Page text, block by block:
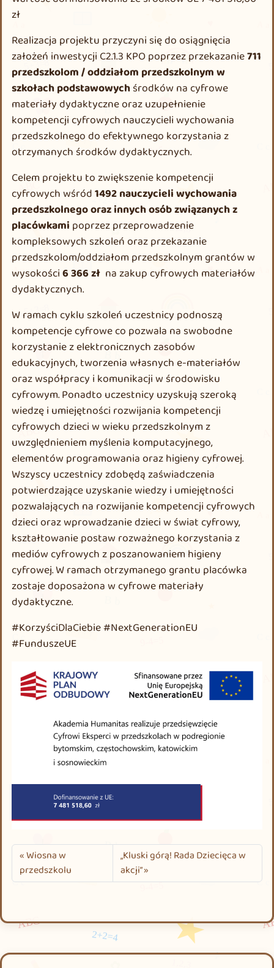
zł
Realizacja projektu przyczyni się do osiągnięcia
założeń inwestycji C2.1.3 KPO poprzez przekazanie711
przedszkolom / oddziałom przedszkolnym w
szkołach podstawowychśrodków na cyfrowe
materiały dydaktyczne oraz uzupełnienie
kompetencji cyfrowych nauczycieli wychowania
przedszkolnego do efektywnego korzystania z
otrzymanych środków dydaktycznych.
Celem projektu to zwiększenie kompetencji
cyfrowych wśród1492 nauczycieli wychowania
przedszkolnego oraz innych osób związanych z
placówkami poprzez przeprowadzenie
kompleksowych szkoleń oraz przekazanie
przedszkolom/oddziałom przedszkolnym grantów w
wysokości6 366 zł na zakup cyfrowych materiałów
dydaktycznych.
W ramach cyklu szkoleń uczestnicy podnoszą
kompetencje cyfrowe co pozwala na swobodne
korzystanie z elektronicznych zasobów
edukacyjnych, tworzenia własnych e-materiałów
oraz współpracy i komunikacji w środowisku
cyfrowym. Ponadto uczestnicy uzyskują szeroką
wiedzę i umiejętności rozwijania kompetencji
cyfrowych dzieci w wieku przedszkolnym z
uwzględnieniem myślenia komputacyjnego,
elementów programowania oraz higieny cyfrowej.
Wszyscy uczestnicy zdobędą zaświadczenia
potwierdzające uzyskanie wiedzy i umiejętności
pozwalających na rozwijanie kompetencji cyfrowych
dzieci oraz wprowadzanie dzieci w świat cyfrowy,
kształtowanie postaw rozważnego korzystania z
mediów cyfrowych z poszanowaniem higieny
cyfrowej. W ramach otrzymanego grantu placówka
zostaje doposażona w cyfrowe materiały
dydaktyczne.
#KorzyściDlaCiebie #NextGenerationEU
#FunduszeUE
Wiosna w
przedszkolu
„Kluski górą! Rada Dziecięca w
akcji”